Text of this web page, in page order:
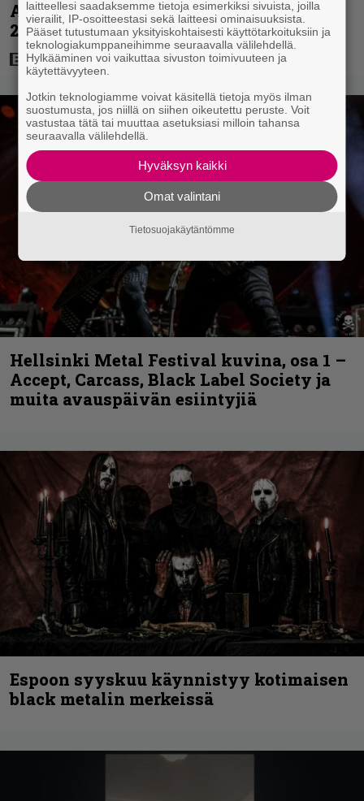
Agatha Christien hengessä – vuoden
2023 leffa tarjoaa murhamysteerin
Hellsinki Metal Festival kuvina, osa 1 –
Accept, Carcass, Black Label Society ja
muita avauspäivän esiintyjiä
Espoon syyskuu käynnistyy kotimaisen
black metalin merkeissä
laitteellesi saadaksemme tietoja esimerkiksi sivuista, joilla
vierailit, IP-osoitteestasi sekä laitteesi ominaisuuksista.
Pääset tutustumaan yksityiskohtaisesti käyttötarkoituksiin ja
teknologiakumppaneihimme seuraavalla välilehdellä.
Hylkääminen voi vaikuttaa sivuston toimivuuteen ja
käytettävyyteen.
Jotkin teknologiamme voivat käsitellä tietoja myös ilman
suostumusta, jos niillä on siihen oikeutettu peruste. Voit
vastustaa tätä tai muuttaa asetuksiasi milloin tahansa
seuraavalla välilehdellä.
Hyväksyn kaikki
Omat valintani
Tietosuojakäytäntömme